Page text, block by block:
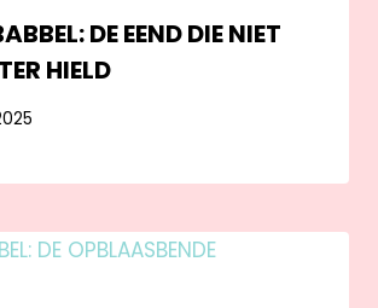
DE EEND DIE NIET
HIELD